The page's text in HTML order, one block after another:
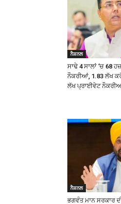
ਨੈਸ਼ਨਲ
ਸਾਢੇ 4 ਸਾਲਾਂ ‘ਚ 68
ਨੌਕਰੀਆਂ, 1.83 ਲੱਖ
ਲੱਖ ਪ੍ਰਾਈਵੇਟ
ਨੈਸ਼ਨਲ
ਭਗਵੰਤ ਮਾਨ ਸਰਕਾਰ